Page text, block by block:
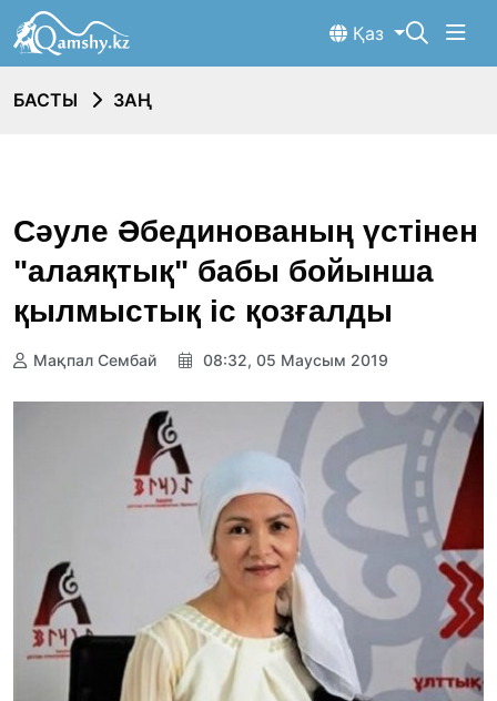
Қаз
БАСТЫ ЗАҢ
Сәуле Әбединованың үстінен
"алаяқтық" бабы бойынша
қылмыстық іс қозғалды
Мақпал Сембай 08:32, 05 Маусым 2019